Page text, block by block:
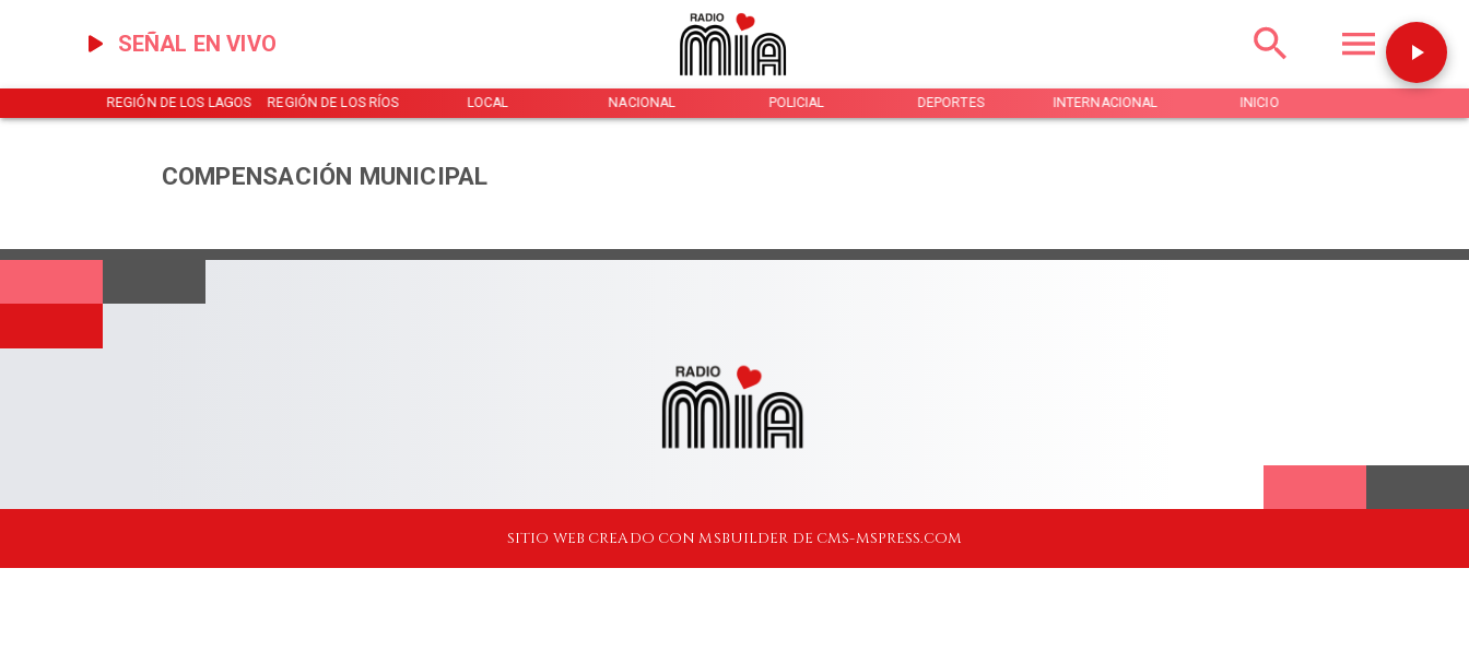
SEÑAL EN VIVO
REGIÓN DE LOS LAGOS REGIÓN DE LOS RÍOS LOCAL NACIONAL POLICIAL DEPORTES INTERNACIONAL INICIO
COMPENSACIÓN MUNICIPAL
SITIO WEB CREADO CON MSBUILDER DE CMS-MSPRESS.COM